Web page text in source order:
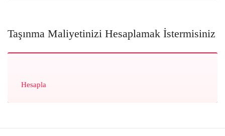
Taşınma Maliyetinizi Hesaplamak İstermisiniz
Hesapla